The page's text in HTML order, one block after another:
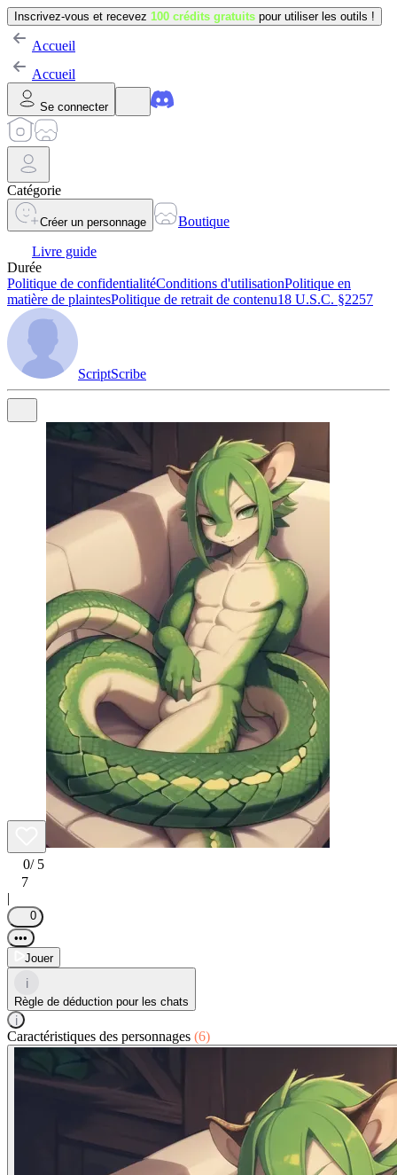
Inscrivez-vous et recevez 100 crédits gratuits pour utiliser les outils !
Accueil
Accueil
Se connecter
Catégorie
Créer un personnage
Boutique
Livre guide
Durée
Politique de confidentialitéConditions d'utilisationPolitique en
matière de plaintesPolitique de retrait de contenu18 U.S.C. §2257
ScriptScribe
0/ 5
7
|
0
•••
Jouer
i
Règle de déduction pour les chats
i
Caractéristiques des personnages (6)